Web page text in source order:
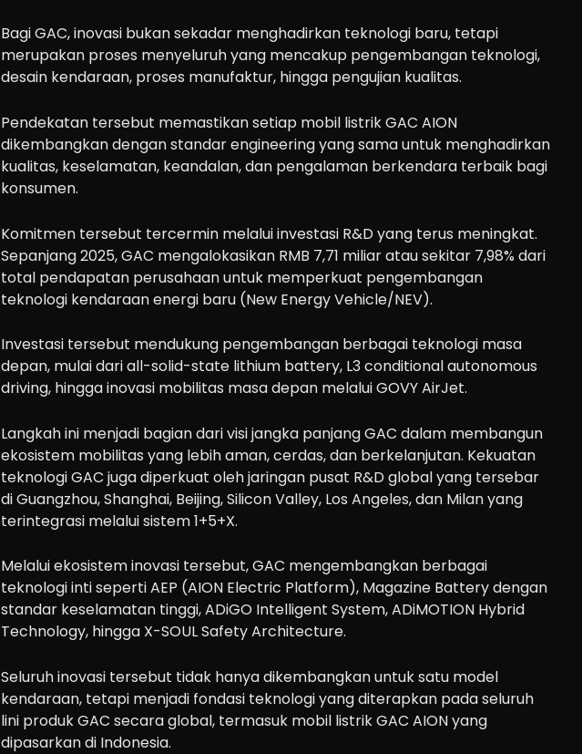
Bagi GAC, inovasi bukan sekadar menghadirkan teknologi baru, tetapi
merupakan proses menyeluruh yang mencakup pengembangan teknologi,
desain kendaraan, proses manufaktur, hingga pengujian kualitas.
Pendekatan tersebut memastikan setiap mobil listrik GAC AION
dikembangkan dengan standar engineering yang sama untuk menghadirkan
kualitas, keselamatan, keandalan, dan pengalaman berkendara terbaik bagi
konsumen.
Komitmen tersebut tercermin melalui investasi R&D yang terus meningkat.
Sepanjang 2025, GAC mengalokasikan RMB 7,71 miliar atau sekitar 7,98% dari
total pendapatan perusahaan untuk memperkuat pengembangan
teknologi kendaraan energi baru (New Energy Vehicle/NEV).
Investasi tersebut mendukung pengembangan berbagai teknologi masa
depan, mulai dari all-solid-state lithium battery, L3 conditional autonomous
driving, hingga inovasi mobilitas masa depan melalui GOVY AirJet.
Langkah ini menjadi bagian dari visi jangka panjang GAC dalam membangun
ekosistem mobilitas yang lebih aman, cerdas, dan berkelanjutan. Kekuatan
teknologi GAC juga diperkuat oleh jaringan pusat R&D global yang tersebar
di Guangzhou, Shanghai, Beijing, Silicon Valley, Los Angeles, dan Milan yang
terintegrasi melalui sistem 1+5+X.
Melalui ekosistem inovasi tersebut, GAC mengembangkan berbagai
teknologi inti seperti AEP (AION Electric Platform), Magazine Battery dengan
standar keselamatan tinggi, ADiGO Intelligent System, ADiMOTION Hybrid
Technology, hingga X-SOUL Safety Architecture.
Seluruh inovasi tersebut tidak hanya dikembangkan untuk satu model
kendaraan, tetapi menjadi fondasi teknologi yang diterapkan pada seluruh
lini produk GAC secara global, termasuk mobil listrik GAC AION yang
dipasarkan di Indonesia.